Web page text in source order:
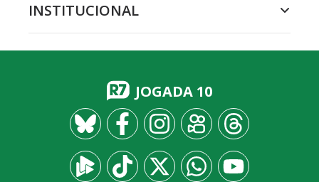
INSTITUCIONAL
JOGADA 10